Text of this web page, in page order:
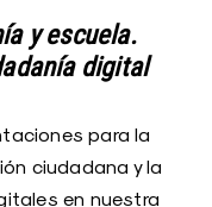
y escuela.
digital
para la
ciudadana y la
en nuestra